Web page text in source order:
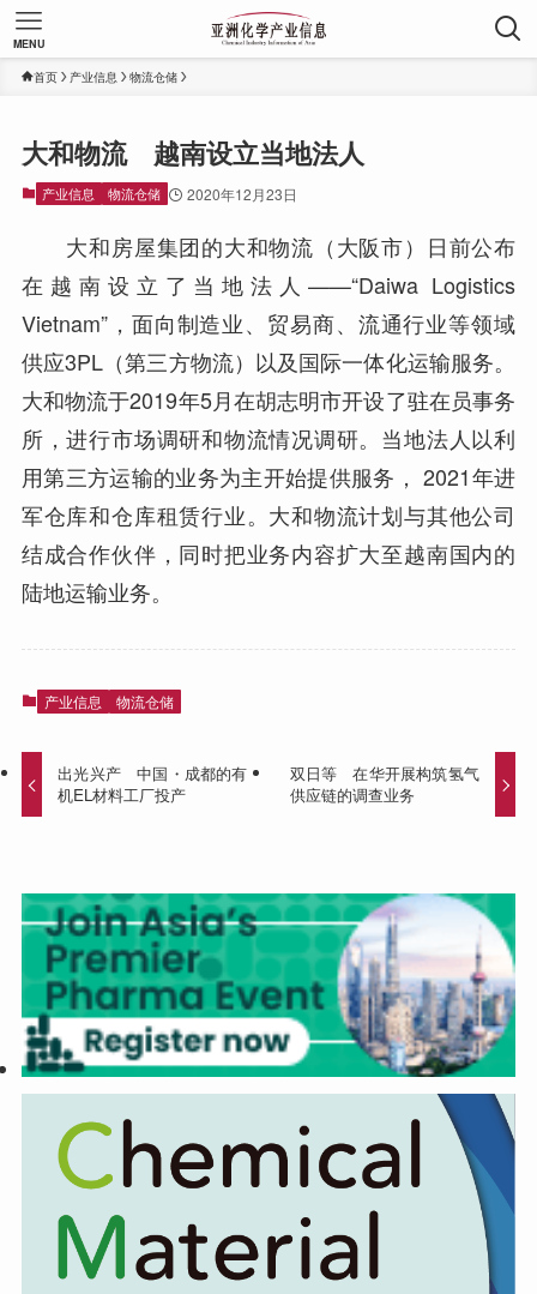
MENU
首页 产业信息 物流仓储
大和物流 越南设立当地法人
产业信息 物流仓储 2020年12月23日
大和房屋集团的大和物流（大阪市）日前公布
在越南设立了当地法人——“Daiwa Logistics
Vietnam”，面向制造业、贸易商、流通行业等领域
供应3PL（第三方物流）以及国际一体化运输服务。
大和物流于2019年5月在胡志明市开设了驻在员事务
所，进行市场调研和物流情况调研。当地法人以利
用第三方运输的业务为主开始提供服务， 2021年进
军仓库和仓库租赁行业。大和物流计划与其他公司
结成合作伙伴，同时把业务内容扩大至越南国内的
陆地运输业务。
产业信息 物流仓储
出光兴产 中国・成都的有
机EL材料工厂投产
双日等 在华开展构筑氢气
供应链的调查业务